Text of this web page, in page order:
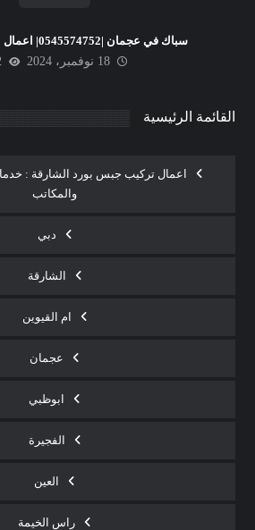
سباك في عجمان |0545574752| اعمال السباكة والصرف
18 نوفمبر، 2024
القائمة الرئيسية
اعمال تركيب جبس بورد الشارقة :
والمكاتب
دبي
الشارقة
ام القيوين
عجمان
ابوظبي
الفجيرة
العين
راس الخيمة